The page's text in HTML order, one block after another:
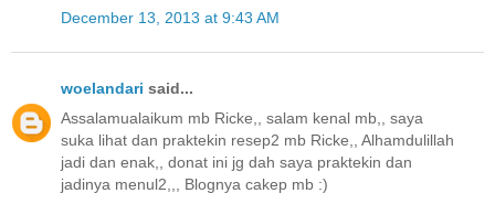
December 13, 2013 at 9:43 AM
woelandari said...
Assalamualaikum mb Ricke,, salam kenal mb,, saya
suka lihat dan praktekin resep2 mb Ricke,, Alhamdulillah
jadi dan enak,, donat ini jg dah saya praktekin dan
jadinya menul2,,, Blognya cakep mb :)